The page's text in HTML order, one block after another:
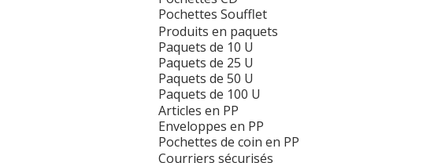
Pochettes Soufflet
Produits en paquets
Paquets de 10 U
Paquets de 25 U
Paquets de 50 U
Paquets de 100 U
Articles en PP
Enveloppes en PP
Pochettes de coin en PP
Courriers sécurisés